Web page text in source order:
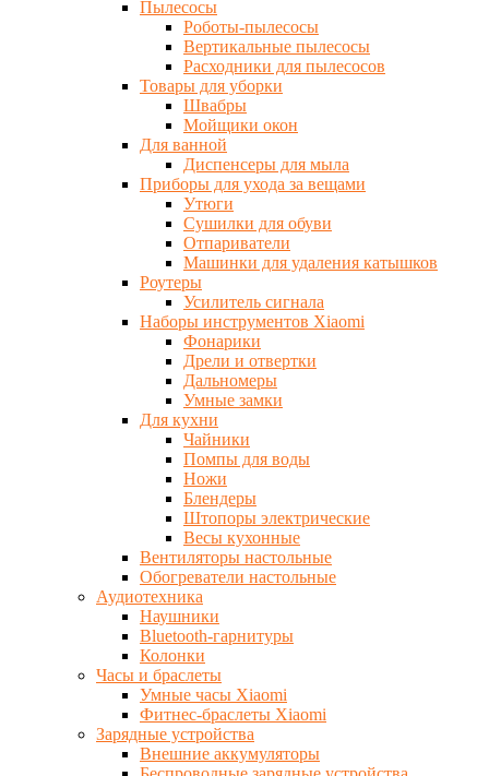
Пылесосы
Роботы-пылесосы
Вертикальные пылесосы
Расходники для пылесосов
Товары для уборки
Швабры
Мойщики окон
Для ванной
Диспенсеры для мыла
Приборы для ухода за вещами
Утюги
Сушилки для обуви
Отпариватели
Машинки для удаления катышков
Роутеры
Усилитель сигнала
Наборы инструментов Xiaomi
Фонарики
Дрели и отвертки
Дальномеры
Умные замки
Для кухни
Чайники
Помпы для воды
Ножи
Блендеры
Штопоры электрические
Весы кухонные
Вентиляторы настольные
Обогреватели настольные
Аудиотехника
Наушники
Bluetooth-гарнитуры
Колонки
Часы и браслеты
Умные часы Xiaomi
Фитнес-браслеты Xiaomi
Зарядные устройства
Внешние аккумуляторы